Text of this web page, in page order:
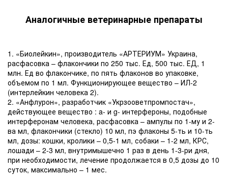
Аналогичные ветеринарные препараты
1. «Биолейкин», производитель «АРТЕРИУМ» Украина,
расфасовка – флакончики по 250 тыс. Ед, 500 тыс. ЕД, 1
млн. Ед во флакончике, по пять флаконов во упаковке,
объемом по 1 мл. Функционирующее вещество – ИЛ-2
(интерлейкин человека 2).
2. «Анфлурон», разработчик «Укрзооветпромпостач»,
действующее вещество : a- и g- интерфероны, подобные
интерферонам человека, расфасовка – ампулы по 1-му и 2-
ва мл, флакончики (стекло) 10 мл, пэ флаконы 5-ть и 10-ть
мл, дозы: кошки, кролики – 0,5-1 мл, собаки – 1-2 мл, КРС,
лошади – 2-3 мл, внутримышечно 1 раз в день 1-3-ри дня,
при необходимости, лечение продолжается в 0,5 дозы до 10
суток, максимально – 1 мес.